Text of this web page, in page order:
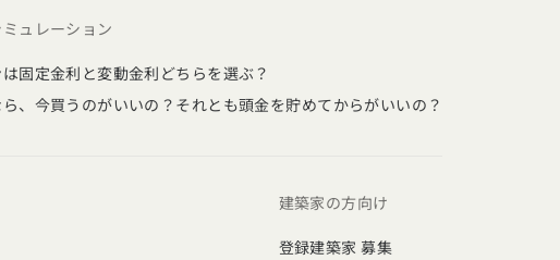
ュレーション
固定金利と変動金利どちらを選ぶ？
、今買うのがいいの？それとも頭金を貯めてからがいいの？
建築家の方向け
登録建築家 募集